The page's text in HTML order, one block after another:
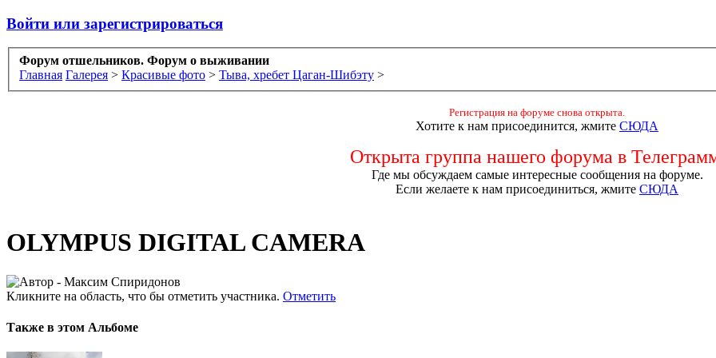
Войти или зарегистрироваться
Форум отшельников. Форум о выживании
Главная Галерея > Красивые фото > Тыва, хребет Цаган-Шибэту >
Регистрация на форуме снова открыта.
Хотите к нам присоединится, жмите СЮДА
Открыта группа нашего форума в
Где мы обсуждаем самые интересные сообщения на форуме.
Если желаете к нам присоединиться, жмите СЮДА
OLYMPUS DIGITAL CAMERA
Кликните на область, что бы отметить участника. Отметить
Также в этом Альбоме